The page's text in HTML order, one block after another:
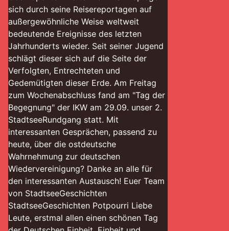
sich durch seine Reisereportagen auf
außergewöhnliche Weise weltweit
bedeutende Ereignisse des letzten
Jahrhunderts wieder. Seit seiner Jugend
schlägt dieser sich auf die Seite der
Verfolgten, Entrechteten und
Gedemütigten dieser Erde. Am Freitag
zum Wochenabschluss fand am "Tag der
Begegnung" der IKW am 29.09. unser 2.
StadtseeRundgang statt. Mit
interessanten Gesprächen, passend zu
heute, über die ostdeutsche
Wahrnehmung zur deutschen
Wiedervereinigung? Danke an alle für
den interessanten Austausch! Euer Team
von StadtseeGeschichten
StadtseeGeschichten Potpourri Liebe
Leute, erstmal allen einen schönen Tag